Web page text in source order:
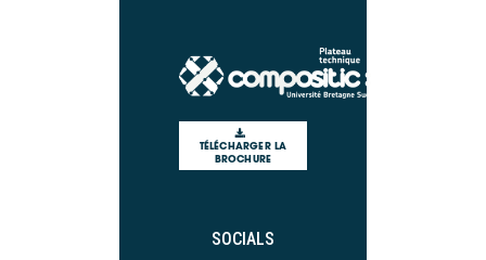
TÉLÉCHARGER LA
BROCHURE
SOCIALS